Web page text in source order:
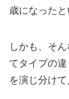
歳になったと
しかも、そん
てタイプの
を演じ分け